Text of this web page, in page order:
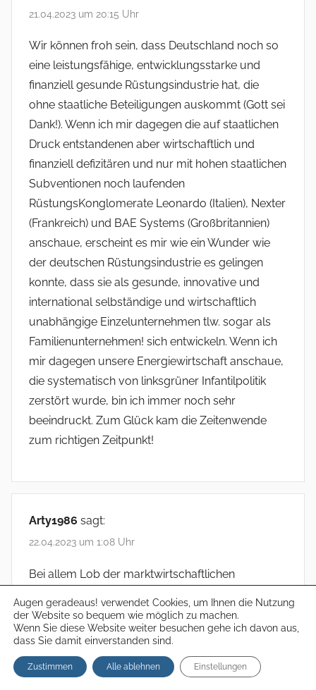
21.04.2023 um 20:15 Uhr
Wir können froh sein, dass Deutschland noch so
eine leistungsfähige, entwicklungsstarke und
finanziell gesunde Rüstungsindustrie hat, die
ohne staatliche Beteiligungen auskommt (Gott sei
Dank!). Wenn ich mir dagegen die auf staatlichen
Druck entstandenen aber wirtschaftlich und
finanziell defizitären und nur mit hohen staatlichen
Subventionen noch laufenden
RüstungsKonglomerate Leonardo (Italien), Nexter
(Frankreich) und BAE Systems (Großbritannien)
anschaue, erscheint es mir wie ein Wunder wie
der deutschen Rüstungsindustrie es gelingen
konnte, dass sie als gesunde, innovative und
international selbständige und wirtschaftlich
unabhängige Einzelunternehmen tlw. sogar als
Familienunternehmen! sich entwickeln. Wenn ich
mir dagegen unsere Energiewirtschaft anschaue,
die systematisch von linksgrüner Infantilpolitik
zerstört wurde, bin ich immer noch sehr
beeindruckt. Zum Glück kam die Zeitenwende
zum richtigen Zeitpunkt!
Arty1986 sagt:
22.04.2023 um 1:08 Uhr
Bei allem Lob der marktwirtschaftlichen
„Verneiner“ von purer „Staatswirtschaft“ – ist es
aber sehr notwendig, diese „Konkurrenz“ nicht bis
treiben, sondern ggf auch ´mal als „Bestell- und
Augen geradeaus! verwendet Cookies, um Ihnen die Nutzung
der Website so bequem wie möglich zu machen.
Wenn Sie diese Website weiter besuchen gehe ich davon aus,
dass Sie damit einverstanden sind.
Zustimmen Alle ablehnen Einstellungen